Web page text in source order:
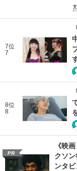
7位
7
8位
8
PR
《映
クソ
ンタ